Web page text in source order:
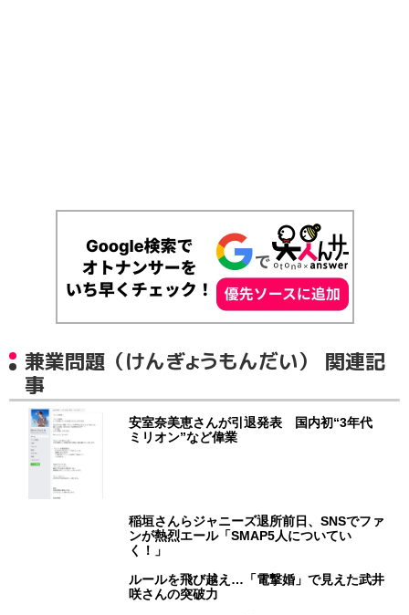
兼業問題（けんぎょうもんだい） 関連記
事
安室奈美恵さんが引退発表 国内初“3年代
ミリオン”など偉業
稲垣さんらジャニーズ退所前日、SNSでファ
ンが熱烈エール「SMAP5人についてい
く！」
ルールを飛び越え…「電撃婚」で見えた武井
咲さんの突破力